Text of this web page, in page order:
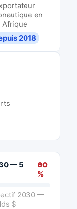
en
Afrique
2018
— 5
60
%
2030 —
$